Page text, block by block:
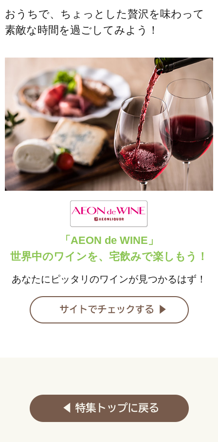
おうちで、ちょっとした贅沢を味わって
素敵な時間を過ごしてみよう！
「AEON de WINE」
世界中のワインを、宅飲みで楽しもう！
あなたにピッタリのワインが見つかるはず！